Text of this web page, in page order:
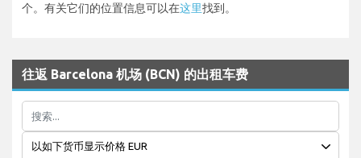
个。有关它们的位置信息可以在这里找到。
往返 Barcelona 机场 (BCN) 的出租车费